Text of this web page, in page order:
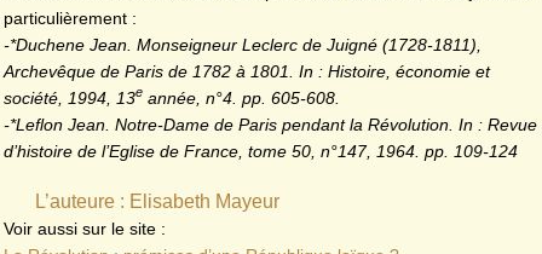
particulièrement :
-*Duchene Jean. Monseigneur Leclerc de Juigné (1728-1811),
Archevêque de Paris de 1782 à 1801. In : Histoire, économie et
société, 1994, 13e année, n°4. pp. 605-608.
-*Leflon Jean. Notre-Dame de Paris pendant la Révolution. In : Revue
d’histoire de l’Eglise de France, tome 50, n°147, 1964. pp. 109-124
L’auteure : Elisabeth Mayeur
Voir aussi sur le site :